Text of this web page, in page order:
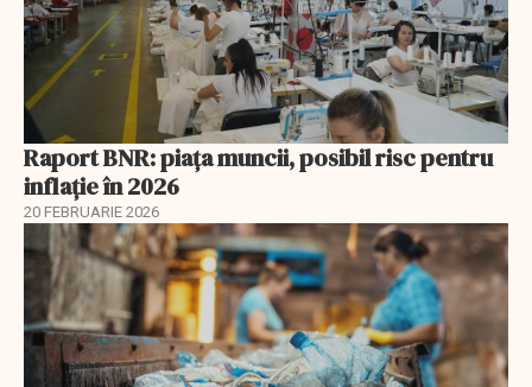
Raport BNR: piața muncii, posibil risc pentru
inflație în 2026
20 FEBRUARIE 2026